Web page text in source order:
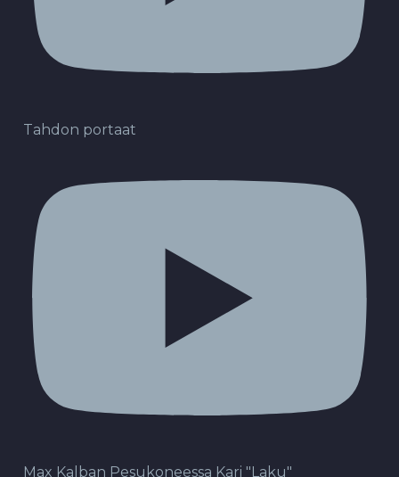
Tahdon portaat
Max Kalban Pesukoneessa Kari "Laku"